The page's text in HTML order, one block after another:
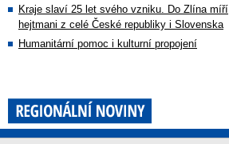
Kraje slaví 25 let svého vzniku. Do Zlína míří
hejtmani z celé České republiky i Slovenska
Humanitární pomoc i kulturní propojení